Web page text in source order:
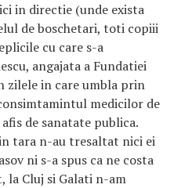
in directie (unde exista
de boschetari, toti copiii
cu care s-a
angajata a Fundatiei
zilele in care umbla prin
medicilor de
de sanatate publica.
tara n-au tresaltat nici ei
ni s-a spus ca ne costa
Cluj si Galati n-am